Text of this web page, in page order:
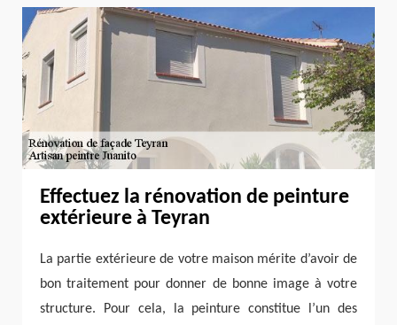
Effectuez la rénovation de peinture
extérieure à Teyran
La partie extérieure de votre maison mérite d’avoir de
bon traitement pour donner de bonne image à votre
structure. Pour cela, la peinture constitue l’un des